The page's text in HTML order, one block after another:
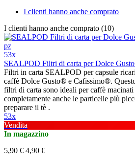
I clienti hanno anche comprato
I clienti hanno anche comprato (10)
53x
SEALPOD Filtri di carta per Dolce
Filtri in carta SEALPOD per capsule
caffè Dolce Gusto® e Cafissimo®.
filtri di carta sono ideali per caffè
completamente anche le particelle più
preparare il tè .
53x
Vendita
In magazzino
5,90 € 4,90 €